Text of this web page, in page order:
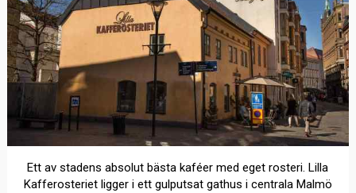
Ett av stadens absolut bästa kaféer med eget rosteri. Lilla
Kafferosteriet ligger i ett gulputsat gathus i centrala Malmö